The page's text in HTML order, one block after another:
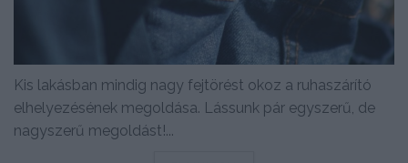
Kis lakásban mindig nagy fejtörést okoz a ruhaszárító
elhelyezésének megoldása. Lássunk pár egyszerű, de
nagyszerű megoldást!...